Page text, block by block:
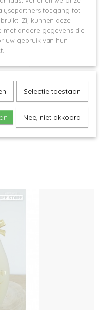
, geef gerust jouw
met een mooie foto ;)
toegang tot
Zij kunnen deze
met andere gegevens die
uw gebruik van hun
Selectie toestaan
Nee, niet akkoord